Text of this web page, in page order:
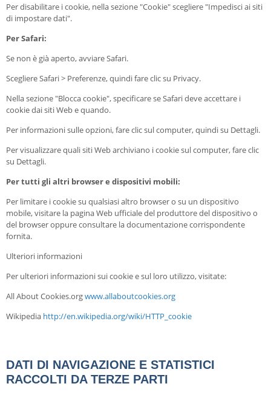
Per disabilitare i cookie, nella sezione "Cookie" scegliere "Impedisci ai siti
di impostare dati".
Per Safari:
Se non è già aperto, avviare Safari.
Scegliere Safari > Preferenze, quindi fare clic su Privacy.
Nella sezione "Blocca cookie", specificare se Safari deve accettare i
cookie dai siti Web e quando.
Per informazioni sulle opzioni, fare clic sul computer, quindi su Dettagli.
Per visualizzare quali siti Web archiviano i cookie sul computer, fare clic
su Dettagli.
Per tutti gli altri browser e dispositivi mobili:
Per limitare i cookie su qualsiasi altro browser o su un dispositivo
mobile, visitare la pagina Web ufficiale del produttore del dispositivo o
del browser oppure consultare la documentazione corrispondente
fornita.
Ulteriori informazioni
Per ulteriori informazioni sui cookie e sul loro utilizzo, visitate:
All About Cookies.orgwww.allaboutcookies.org
Wikipedia http://en.wikipedia.org/wiki/HTTP_cookie
DATI DI NAVIGAZIONE E STATISTICI
RACCOLTI DA TERZE PARTI